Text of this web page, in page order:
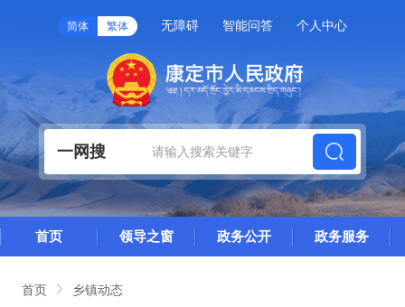
简体 繁体 无障碍 智能问答 个人中心
一网搜
首页 领导之窗 政务公开 政务服务
首页 乡镇动态